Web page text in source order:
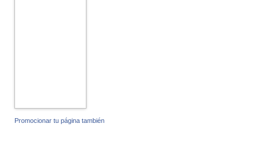
Promocionar tu página también